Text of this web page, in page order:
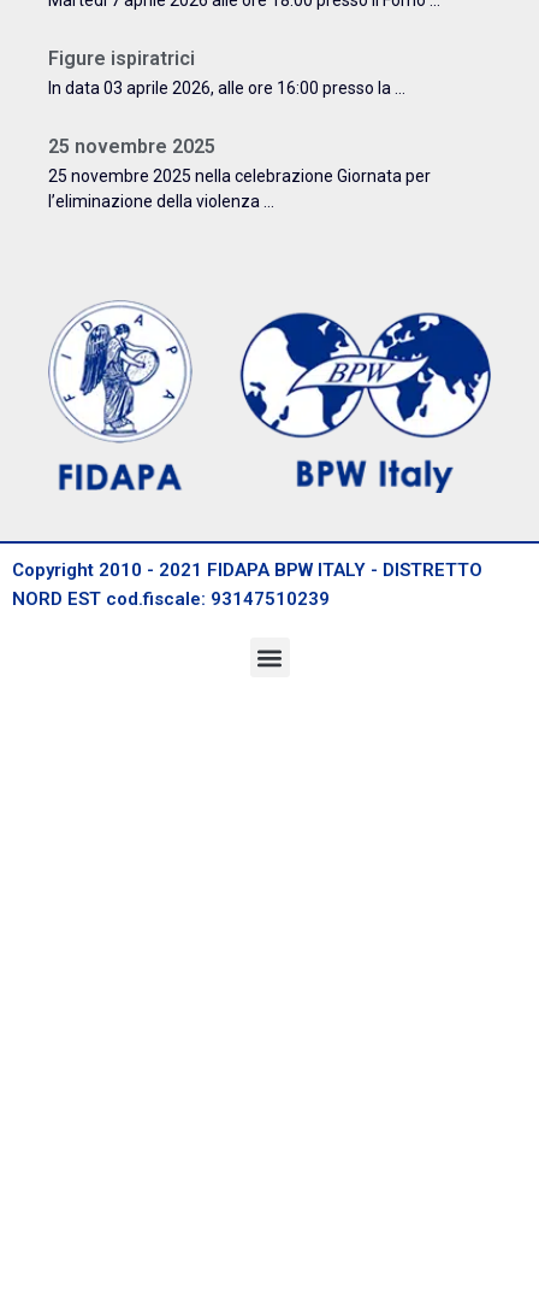
Figure ispiratrici
In data 03 aprile 2026, alle ore 16:00 presso la ...
25 novembre 2025
25 novembre 2025 nella celebrazione Giornata per
l’eliminazione della violenza ...
Copyright 2010 - 2021 FIDAPA BPW ITALY - DISTRETTO
NORD EST cod.fiscale: 93147510239